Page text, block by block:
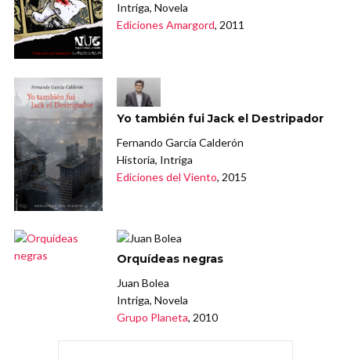
Intriga, Novela
Ediciones Amargord, 2011
Yo también fui Jack el Destripador
Fernando García Calderón
Historia, Intriga
Ediciones del Viento, 2015
Orquídeas negras
Juan Bolea
Intriga, Novela
Grupo Planeta, 2010